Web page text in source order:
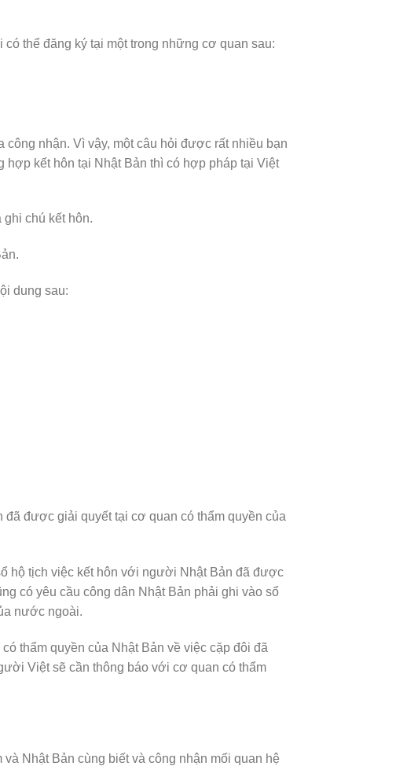
thể đăng ký tại một trong những cơ quan sau:
nhận. Vì vậy, một câu hỏi được rất nhiều bạn
kết hôn tại Nhật Bản thì có hợp pháp tại Việt
chú kết hôn.
dung sau:
đã được giải quyết tại cơ quan có thẩm quyền của
hộ tịch việc kết hôn với người Nhật Bản đã được
có yêu cầu công dân Nhật Bản phải ghi vào sổ
nước ngoài.
thẩm quyền của Nhật Bản về việc cặp đôi đã
Việt sẽ cần thông báo với cơ quan có thẩm
Nhật Bản cùng biết và công nhận mối quan hệ